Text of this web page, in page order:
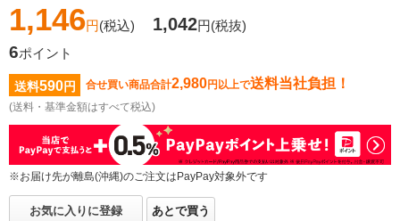
1,146円(税込) 1,042円(税抜)
6ポイント
送料590円 合せ買い商品合計2,980円以上で送料当社負担！
(送料・基準金額はすべて税込)
※お届け先が離島(沖縄)のご注文はPayPay対象外です
お気に入りに登録 あとで買う